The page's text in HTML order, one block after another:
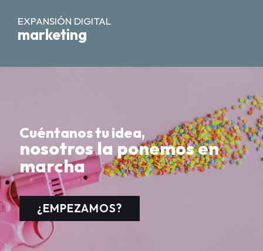
EXPANSIÓN DIGITAL
marketing
Cuéntanos tu idea,
nosotros la ponemos en
marcha
¿EMPEZAMOS?